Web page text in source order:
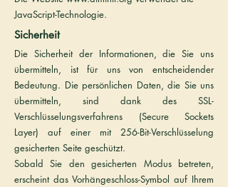
JavaScript-Technologie.
Sicherheit
Die Sicherheit der Informationen, die Sie uns
übermitteln, ist für uns von entscheidender
Bedeutung. Die persönlichen Daten, die Sie uns
übermitteln, sind dank des SSL-
Verschlüsselungsverfahrens (Secure Sockets
Layer) auf einer mit 256-Bit-Verschlüsselung
gesicherten Seite geschützt.
Sobald Sie den gesicherten Modus betreten,
erscheint das Vorhängeschloss-Symbol auf Ihrem